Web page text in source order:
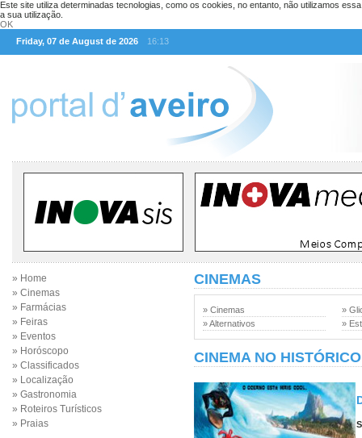
Este site utiliza determinadas tecnologias, como os cookies, no entanto, não utilizamos
a sua utilização.
OK
Friday, 07 de August de 2026
16:13
» Home
» Cinemas
» Farmácias
» Feiras
» Eventos
» Horóscopo
» Classificados
» Localização
» Gastronomia
» Roteiros Turísticos
» Praias
CINEMAS
» Cinemas
» Alternativos
»
»
CINEMA NO HISTÓRICO